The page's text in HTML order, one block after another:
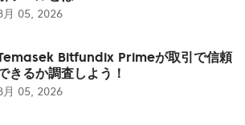
月 05, 2026
Bitfundix Primeが取引で信頼
きるか調査しよう！
月 05, 2026